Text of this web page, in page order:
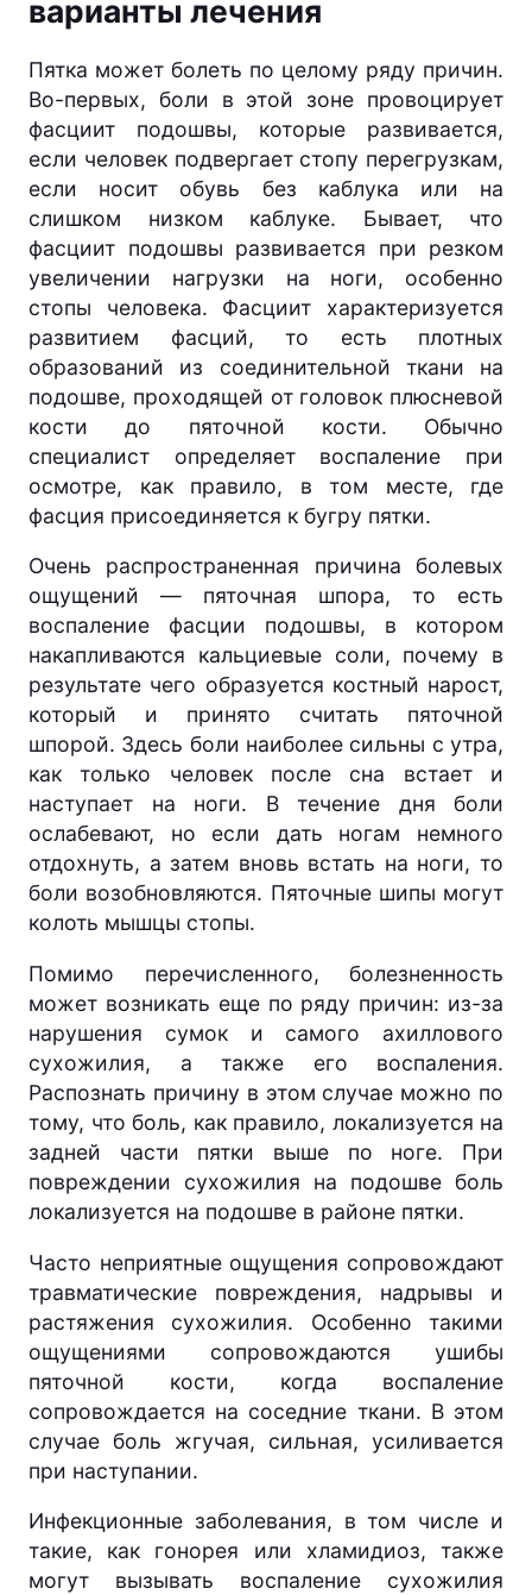
варианты лечения
Пятка может болеть по целому ряду причин.
Во-первых, боли в этой зоне провоцирует
фасциит подошвы, которые развивается,
если человек подвергает стопу перегрузкам,
если носит обувь без каблука или на
слишком низком каблуке. Бывает, что
фасциит подошвы развивается при резком
увеличении нагрузки на ноги, особенно
стопы человека. Фасциит характеризуется
развитием фасций, то есть плотных
образований из соединительной ткани на
подошве, проходящей от головок плюсневой
кости до пяточной кости. Обычно
специалист определяет воспаление при
осмотре, как правило, в том месте, где
фасция присоединяется к бугру пятки.
Очень распространенная причина болевых
ощущений — пяточная шпора, то есть
воспаление фасции подошвы, в котором
накапливаются кальциевые соли, почему в
результате чего образуется костный нарост,
который и принято считать пяточной
шпорой. Здесь боли наиболее сильны с утра,
как только человек после сна встает и
наступает на ноги. В течение дня боли
ослабевают, но если дать ногам немного
отдохнуть, а затем вновь встать на ноги, то
боли возобновляются. Пяточные шипы могут
колоть мышцы стопы.
Помимо перечисленного, болезненность
может возникать еще по ряду причин: из-за
нарушения сумок и самого ахиллового
сухожилия, а также его воспаления.
Распознать причину в этом случае можно по
тому, что боль, как правило, локализуется на
задней части пятки выше по ноге. При
повреждении сухожилия на подошве боль
локализуется на подошве в районе пятки.
Часто неприятные ощущения сопровождают
травматические повреждения, надрывы и
растяжения сухожилия. Особенно такими
ощущениями сопровождаются ушибы
пяточной кости, когда воспаление
сопровождается на соседние ткани. В этом
случае боль жгучая, сильная, усиливается
при наступании.
Инфекционные заболевания, в том числе и
такие, как гонорея или хламидиоз, также
могут вызывать воспаление сухожилия